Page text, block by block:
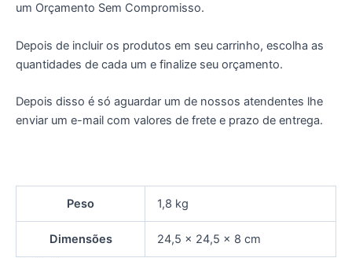
um Orçamento Sem Compromisso.
Depois de incluir os produtos em seu carrinho, escolha as
quantidades de cada um e finalize seu orçamento.
Depois disso é só aguardar um de nossos atendentes lhe
enviar um e-mail com valores de frete e prazo de entrega.
Peso 1,8 kg
Dimensões
24,5 × 24,5 × 8 cm